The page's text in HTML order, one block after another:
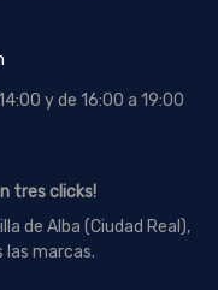
y de 16:00 a 19:00
tres clicks!
de Alba (Ciudad Real),
las marcas.